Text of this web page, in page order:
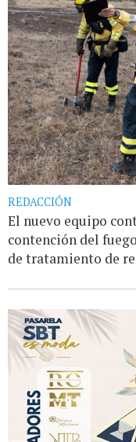
REDACCIÓN
El nuevo equipo
contención del
de tratamiento de